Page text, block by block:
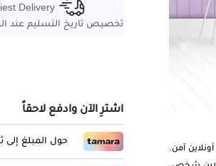
Delivery:
تخصيص تاريخ التسليم عند
اشترِ الآن وادفع لاحقاً
حول المبلغ إلى